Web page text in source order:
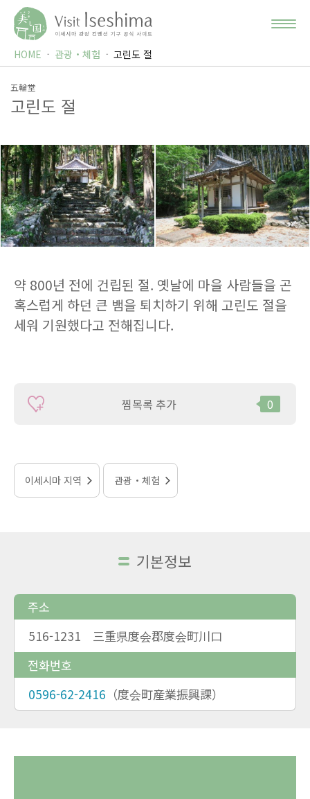
HOME 관광・체험 고린도 절
五輪堂
고린도 절
약 800년 전에 건립된 절. 옛날에 마을 사람들을 곤
혹스럽게 하던 큰 뱀을 퇴치하기 위해 고린도 절을
세워 기원했다고 전해집니다.
찜목록 추가 0
이세시마 지역 관광・체험
기본정보
주소
516-1231 三重県度会郡度会町川口
전화번호
0596-62-2416 （度会町産業振興課）